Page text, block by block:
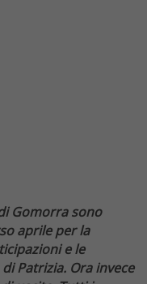
Gomorra sono
aprile per la
e le
Patrizia. Ora invece